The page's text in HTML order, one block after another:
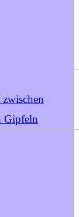
Gipfeln